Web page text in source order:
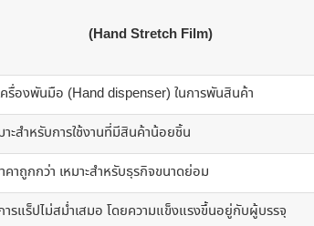
(Hand Stretch Film)
ครื่องพันมือ (Hand dispenser) ในการพันสินค้า
าะสำหรับการใช้งานที่มีสินค้าน้อยชิ้น
คาถูกกว่า เหมาะสำหรับธุรกิจขนาดย่อม
ารแร็ปไม่สม่ำเสมอ โดยความแข็งแรงขึ้นอยู่กับผู้บรรจุ